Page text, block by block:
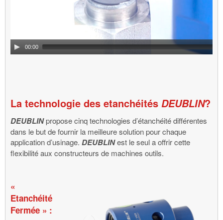
00:00
La technologie des etanchéités DEUBLIN?
DEUBLINpropose cinq technologies d’étanchéité différentes
dans le but de fournir la meilleure solution pour chaque
application d’usinage. DEUBLINest le seul a offrir cette
flexibilité aux constructeurs de machines outils.
«
Etanchéité
Fermée » :